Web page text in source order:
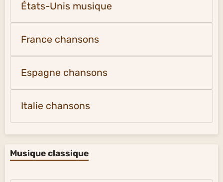
États-Unis musique
France chansons
Espagne chansons
Italie chansons
Musique classique